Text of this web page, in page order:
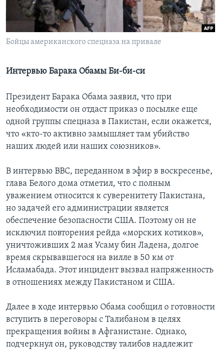
Learning English
СОЦИАЛЬНЫЕ СЕТИ
Бойцы американского спецназа на привале
Интервью Барака Обамы Би-би-си
Президент Барака Обама заявил, что при
необходимости он отдаст приказ о посылке еще
одной группы спецназа в Пакистан, если окажется,
что «кто-то активно замышляет там убийство
наших людей или наших союзников».
В интервью ВВС, переданном в эфир в воскресенье,
глава Белого дома отметил, что с полным
уважением относится к суверенитету Пакистана,
но задачей его администрации является
обеспечение безопасности США. Поэтому он не
исключил повторения рейда «морских котиков»,
уничтоживших 2 мая Усаму бин Ладена, долгое
время скрывавшегося на вилле в 50 км от
Исламабада. Этот инцидент вызвал напряженность
в отношениях между Пакистаном и США.
Далее в ходе интервью Обама сообщил о готовности
вступить в переговоры с Талибаном в целях
прекращения войны в Афганистане. Однако,
подчеркнул он, руководству талибов надлежит